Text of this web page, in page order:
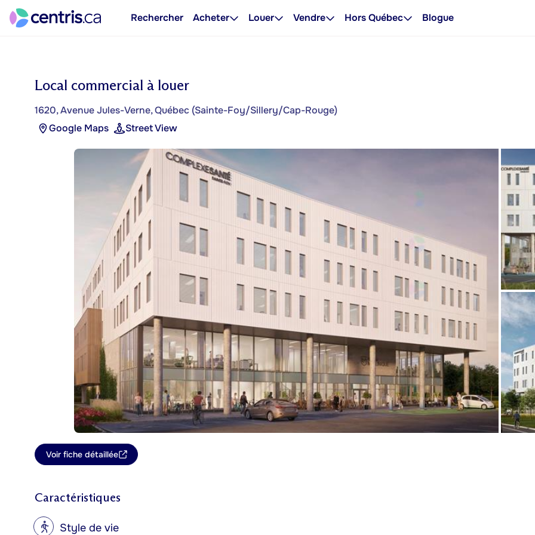
Rechercher Acheter Louer Vendre Hors Québec Blogue
Local commercial à louer
1620, Avenue Jules-Verne, Québec (Sainte-Foy/Sillery/Cap-Rouge)
Google Maps
Street View
Voir fiche détaillée
Caractéristiques
? Style de vie